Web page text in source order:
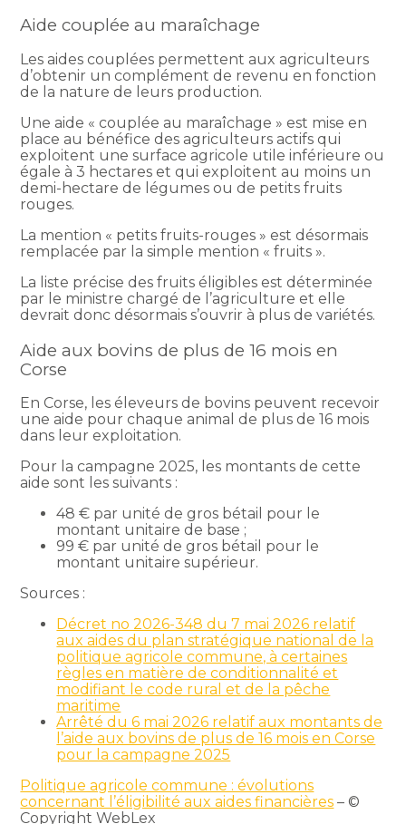
Aide couplée au maraîchage
Les aides couplées permettent aux agriculteurs
d’obtenir un complément de revenu en fonction
de la nature de leurs production.
Une aide « couplée au maraîchage » est mise en
place au bénéfice des agriculteurs actifs qui
exploitent une surface agricole utile inférieure ou
égale à 3 hectares et qui exploitent au moins un
demi-hectare de légumes ou de petits fruits
rouges.
La mention « petits fruits-rouges » est désormais
remplacée par la simple mention « fruits ».
La liste précise des fruits éligibles est déterminée
par le ministre chargé de l’agriculture et elle
devrait donc désormais s’ouvrir à plus de variétés.
Aide aux bovins de plus de 16 mois en
Corse
En Corse, les éleveurs de bovins peuvent recevoir
une aide pour chaque animal de plus de 16 mois
dans leur exploitation.
Pour la campagne 2025, les montants de cette
aide sont les suivants :
48 € par unité de gros bétail pour le
montant unitaire de base ;
99 € par unité de gros bétail pour le
montant unitaire supérieur.
Sources :
Décret no 2026-348 du 7 mai 2026 relatif
aux aides du plan stratégique national de la
politique agricole commune, à certaines
règles en matière de conditionnalité et
modifiant le code rural et de la pêche
maritime
Arrêté du 6 mai 2026 relatif aux montants de
l’aide aux bovins de plus de 16 mois en Corse
pour la campagne 2025
Politique agricole commune : évolutions
concernant l’éligibilité aux aides financières – ©
Copyright WebLex